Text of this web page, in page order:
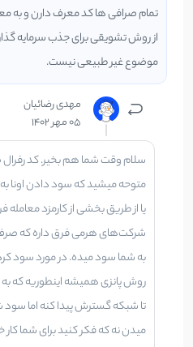
تمام صرافی ها کد معرف دارن و به
از روش تشویقی برای جذب سرمایه
موضوع غیر طبیعی نیست.
مهدی رضائیان
05 مهر 1402
سلام وقت شما هم بخیر. کد رفرال
متوحه میشید که سود دادن اونا
یا از طریق بخشی از کارمزد معامله
شرکت‌های هرمی فرق داره که صرف
به شما سود میده. در مورد سود
روش پانزی همیشه اینطوریه که به
تا شبکه گسترش پیدا کنه اما سود
میدن نه که فکر کنید برای شما